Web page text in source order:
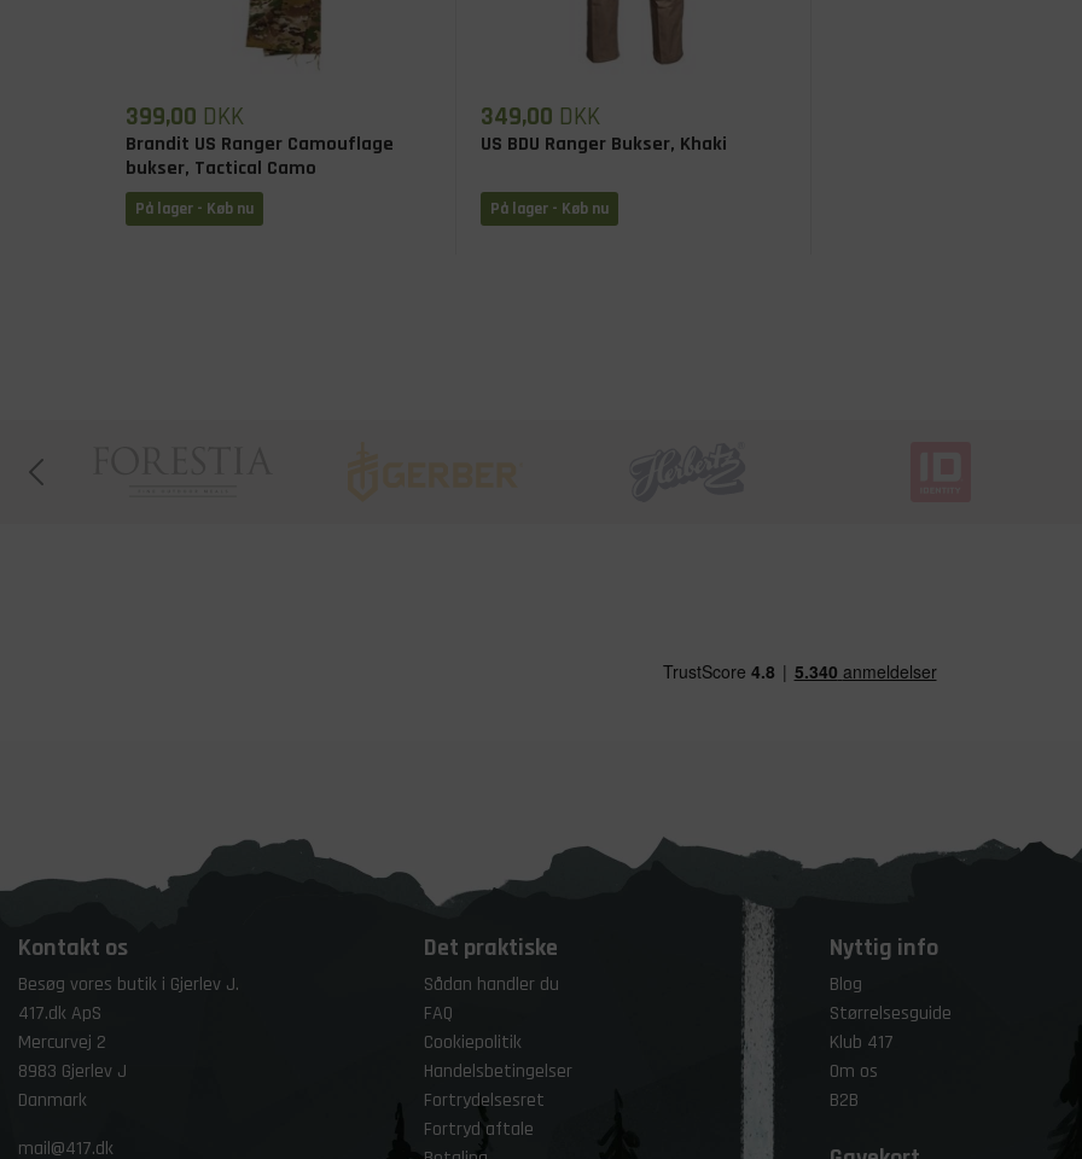
399,00 DKK
Brandit US Ranger Camouflage
bukser, Tactical Camo
På lager - Køb nu
349,00 DKK
US BDU Ranger Bukser, Khaki
På lager - Køb nu
Kontakt os
Besøg vores butik i Gjerlev J.
417.dk ApS
Mercurvej 2
8983 Gjerlev J
Danmark
mail@417.dk
Det praktiske
Sådan handler du
FAQ
Cookiepolitik
Handelsbetingelser
Fortrydelsesret
Fortryd aftale
Nyttig info
Blog
Størrelsesguide
Klub 417
Om os
B2B